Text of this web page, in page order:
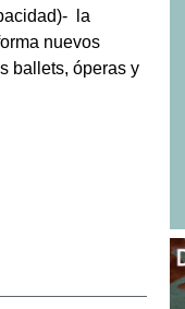
la
nuevos
ballets, óperas y